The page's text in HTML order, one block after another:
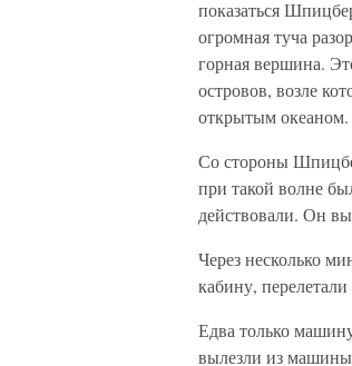
показаться
огромная туча
горная вершина.
островов, возле
открытым океаном.
Со стороны
при такой волне
действовали. Он
Через несколько
кабину,
Едва только
вылезли из